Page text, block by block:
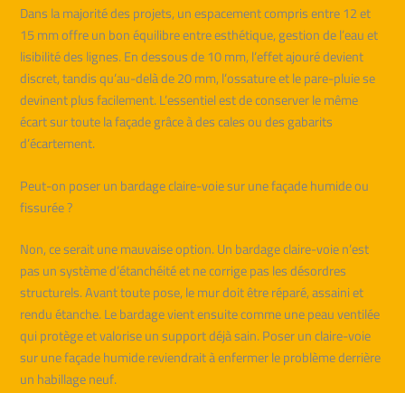
Dans la majorité des projets, un espacement compris entre 12 et
15 mm offre un bon équilibre entre esthétique, gestion de l’eau et
lisibilité des lignes. En dessous de 10 mm, l’effet ajouré devient
discret, tandis qu’au-delà de 20 mm, l’ossature et le pare-pluie se
devinent plus facilement. L’essentiel est de conserver le même
écart sur toute la façade grâce à des cales ou des gabarits
d’écartement.
Peut-on poser un bardage claire-voie sur une façade humide ou
fissurée ?
Non, ce serait une mauvaise option. Un bardage claire-voie n’est
pas un système d’étanchéité et ne corrige pas les désordres
structurels. Avant toute pose, le mur doit être réparé, assaini et
rendu étanche. Le bardage vient ensuite comme une peau ventilée
qui protège et valorise un support déjà sain. Poser un claire-voie
sur une façade humide reviendrait à enfermer le problème derrière
un habillage neuf.